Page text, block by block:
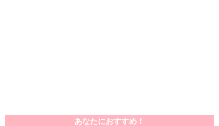
あなたにおすすめ！